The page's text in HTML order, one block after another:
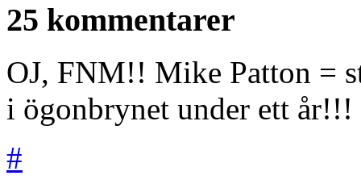
25 kommentarer
OJ, FNM!! Mike Patton =
i ögonbrynet under ett
#